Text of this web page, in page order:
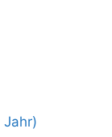
Jahr)